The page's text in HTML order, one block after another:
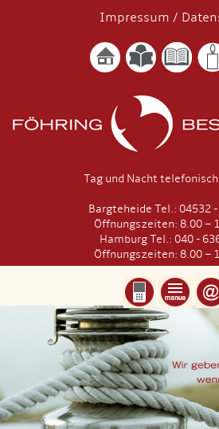
Impressum /
Tag und Nacht
Bargteheide Tel.: 04532 -
Öffnungszeiten: 8.00 –
Hamburg Tel.: 040 -
Öffnungszeiten: 8.00 –